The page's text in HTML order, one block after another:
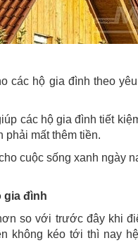
các hộ gia đình theo
các hộ gia đình tiết
phải mất thêm tiền.
cuộc sống xanh ngày
gia đình
so với trước đây khi
không kéo tới thì nay